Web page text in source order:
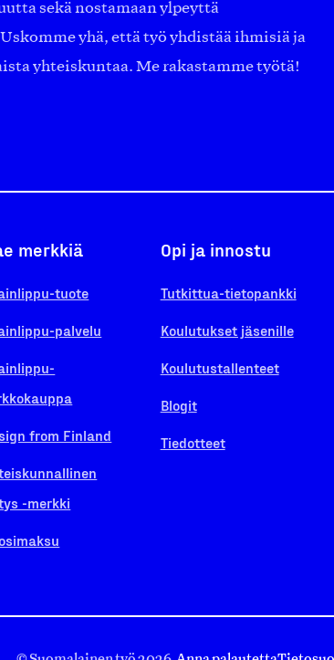
sekä nostamaan ylpeyttä
yhä, että työ yhdistää ihmisiä ja
yhteiskuntaa. Me rakastamme työtä!
merkkiä
tuote
palvelu
from Finland
-merkki
Opi ja innostu
Tutkittua-tietopankki
Koulutukset jäsenille
Koulutustallenteet
Blogit
Tiedotteet